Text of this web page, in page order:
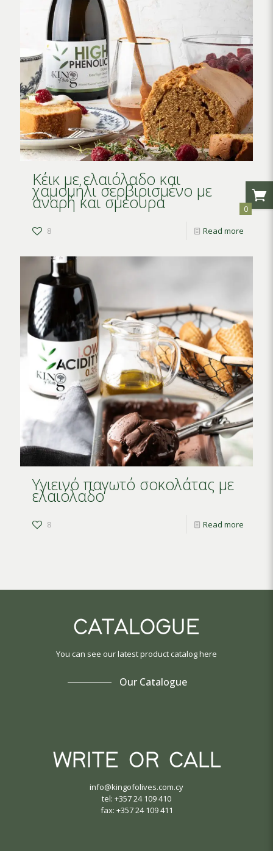
Κέικ με ελαιόλαδο και
χαμομήλι σερβιρισμένο με
αναρή και σμέουρα
8 Read more
Υγιεινό παγωτό σοκολάτας με
ελαιόλαδο
8 Read more
CATALOGUE
You can see our latest product catalog here
Our Catalogue
WRITE OR CALL
info@kingofolives.com.cy
tel: +357 24 109 410
fax: +357 24 109 411
0